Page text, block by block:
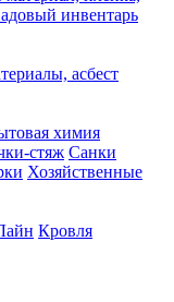
инвентарь
асбест
химия
стяж Санки
Хозяйственные
Кровля